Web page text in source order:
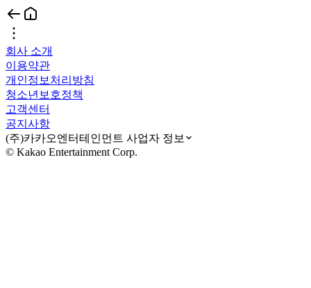
회사 소개
이용약관
개인정보처리방침
청소년보호정책
고객센터
공지사항
(주)카카오엔터테인먼트 사업자 정보
© Kakao Entertainment Corp.